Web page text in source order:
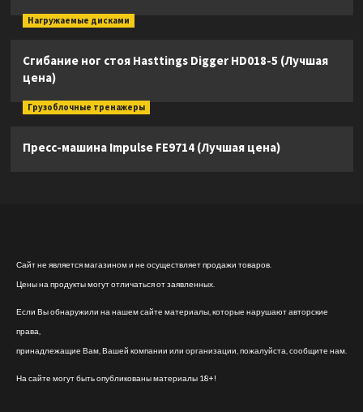
Нагружаемые дисками
Сгибание ног стоя Hasttings Digger HD018-5 (Лучшая
цена)
Грузоблочные тренажеры
Пресс-машина Impulse FE9714 (Лучшая цена)
Сайт не является магазином и не осуществляет продажи товаров.
Цены на продукты могут отличаться от заявленных.
Если Вы обнаружили на нашем сайте материалы, которые нарушают авторские
права,
принадлежащие Вам, Вашей компании или организации, пожалуйста, сообщите нам.
На сайте могут быть опубликованы материалы 18+!